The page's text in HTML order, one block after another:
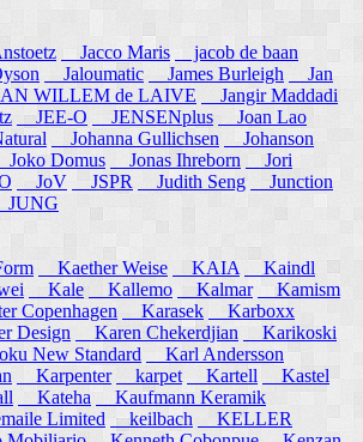
Jacco Maris
jacob de baan
Jaloumatic James Burleigh
Jan
WILLEM de LAIVE
Jangir Maddadi
JEE-O JENSENplus
Joan Lao
Johanna Gullichsen
Johanson
Joko Domus Jonas Ihreborn
Jori
JoV JSPR Judith Seng
Junction
JUNG
Kaether Weise KAIA
Kaindl
Kale Kallemo Kalmar
Kamism
Copenhagen
Karasek
Karboxx
Design
Karen Chekerdjian
Karikoski
New Standard
Karl Andersson
Karpenter karpet Kartell
Kastel
Kateha
Kaufmann Keramik
Limited keilbach
KELLER